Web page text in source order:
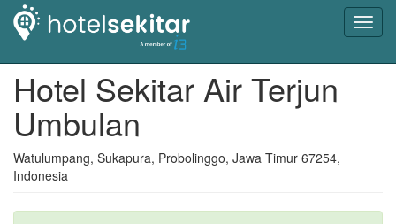
Hotel Sekitar Air Terjun
Umbulan
Watulumpang, Sukapura, Probolinggo, Jawa Timur 67254,
Indonesia